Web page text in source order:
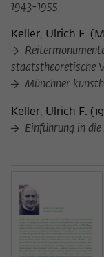
1943-1955
Keller, Ulrich F. (
staatstheoretische
Münchner
Keller, Ulrich F. (
Einführung in